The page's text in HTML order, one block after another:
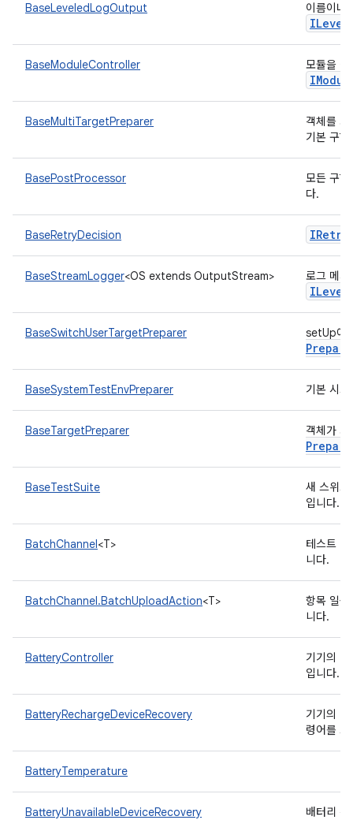
BaseLeveledLogOutput 이름이나
BaseModuleController 모듈을
BaseMultiTargetPreparer
객체를
기본 구현
BasePostProcessor
모든 구
다.
BaseRetryDecision IRetry
BaseStreamLogger<OS extends OutputStream> 로그 메
BaseSwitchUserTargetPreparer setUp에
BaseSystemTestEnvPreparer 기본 시
BaseTargetPreparer 객체가
BaseTestSuite
새 스위
입니다.
BatchChannel<T>
테스트
니다.
BatchChannel.BatchUploadAction<T>
항목 일
니다.
BatteryController
기기의
입니다.
BatteryRechargeDeviceRecovery
기기의
령어를
BatteryTemperature
BatteryUnavailableDeviceRecovery
배터리